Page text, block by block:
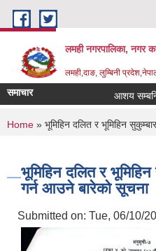
Skip to main content
लमही नगरपालिका, नगर
लमही,दाङ, लुम्बिनी
समाचार आशय
You are here
Home » भूमिहिन दलित र भूमिहिन
भूमिहिन दलित र भूमिहिन
गर्न आउने बारेको सूचना
Submitted on: Tue, 06/10/